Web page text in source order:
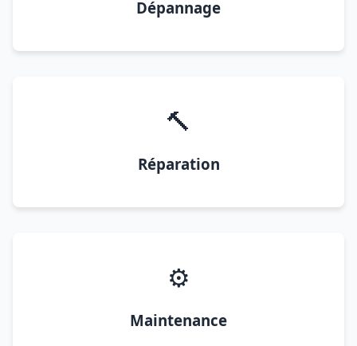
Dépannage
🔨
Réparation
⚙️
Maintenance